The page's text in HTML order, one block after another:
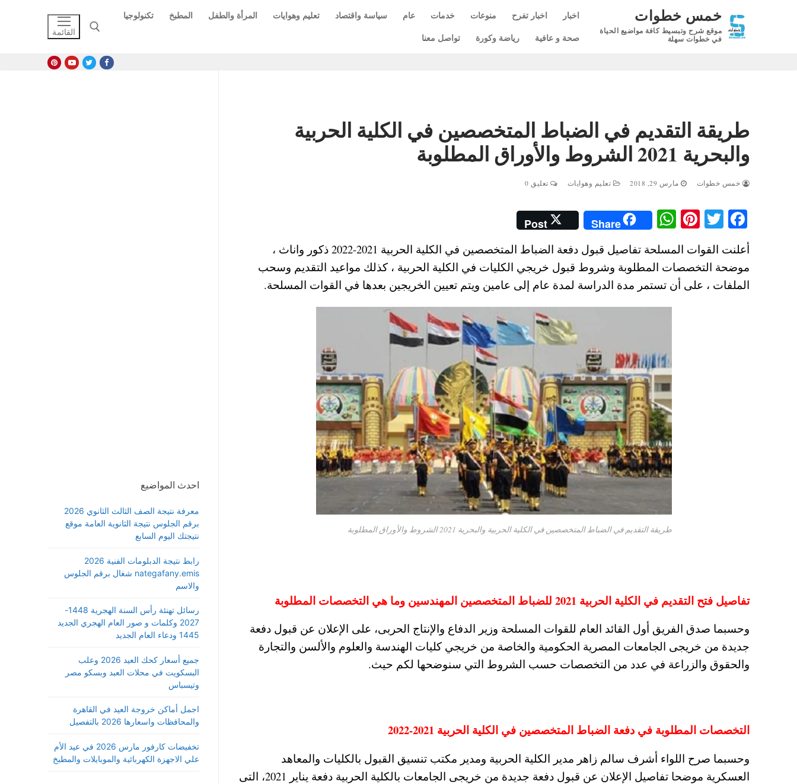
خمس خطوات
موقع شرح وتبسيط كافة مواضيع الحياة
في خطوات سهلة
اخبار اخبار تفرح منوعات خدمات عام سياسة واقتصاد تعليم وهوايات المرأة والطفل المطبخ
تكنولوجيا
صحة و عافية
رياضة وكورة تواصل معنا القائمة
طريقة التقديم في الضباط المتخصصين في الكلية الحربية
والبحرية 2021 الشروط والأوراق المطلوبة
خمس خطوات مارس 29, 2018 تعليم وهوايات تعليق 0
Fa
ce
bo
ok
T
wi
tte
r
Pi
nt
er
es
t
W
ha
ts
A
pp
Share
Post
أعلنت القوات المسلحة تفاصيل قبول دفعة الضباط المتخصصين في الكلية الحربية 2021-2022 ذكور واناث ،
موضحة التخصصات المطلوبة وشروط قبول خريجي الكليات في الكلية الحربية ، كذلك مواعيد التقديم وسحب
الملفات ، على أن تستمر مدة الدراسة لمدة عام إلى عامين ويتم تعيين الخريجين بعدها في القوات المسلحة.
طريقة التقديم في الضباط المتخصصين في الكلية الحربية والبحرية 2021 الشروط والأوراق المطلوبة
تفاصيل فتح التقديم في الكلية الحربية 2021 للضباط المتخصصين المهندسين وما هي التخصصات المطلوبة
وحسبما صدق الفريق أول القائد العام للقوات المسلحة وزير الدفاع والإنتاج الحربى، على الإعلان عن قبول دفعة
جديدة من خريجى الجامعات المصرية الحكومية والخاصة من خريجي كليات الهندسة والعلوم والألسن والتجارة
والحقوق والزراعة في عدد من التخصصات حسب الشروط التي سنوضحها لكم حيث.
التخصصات المطلوبة في دفعة الضباط المتخصصين في الكلية الحربية 2021-2022
وحسبما صرح اللواء أشرف سالم زاهر مدير الكلية الحربية ومدير مكتب تنسيق القبول بالكليات والمعاهد
العسكرية موضحا تفاصيل الإعلان عن قبول دفعة جديدة من خريجى الجامعات بالكلية الحربية دفعة يناير 2021، التى
احدث المواضيع
معرفة نتيجة الصف الثالث الثانوي 2026
برقم الجلوس نتيجة الثانوية العامة موقع
نتيجتك اليوم السابع
رابط نتيجة الدبلومات الفنية 2026
nategafany.emis شغال برقم الجلوس
والاسم
رسائل تهنئة رأس السنة الهجرية 1448-
2027 وكلمات و صور العام الهجري الجديد
1445 ودعاء العام الجديد
جميع أسعار كحك العيد 2026 وعلب
البسكويت في محلات العبد وبسكو مصر
وتيسباس
اجمل أماكن خروجة العيد في القاهرة
والمحافظات واسعارها 2026 بالتفصيل
تخفيضات كارفور مارس 2026 في عيد الأم
علي الاجهزة الكهربائية والموبايلات والمطبخ